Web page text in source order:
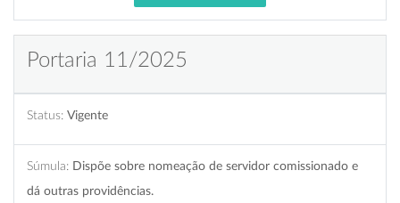
Portaria 11/2025
Status: Vigente
Súmula: Dispõe sobre nomeação de servidor comissionado e
dá outras providências.